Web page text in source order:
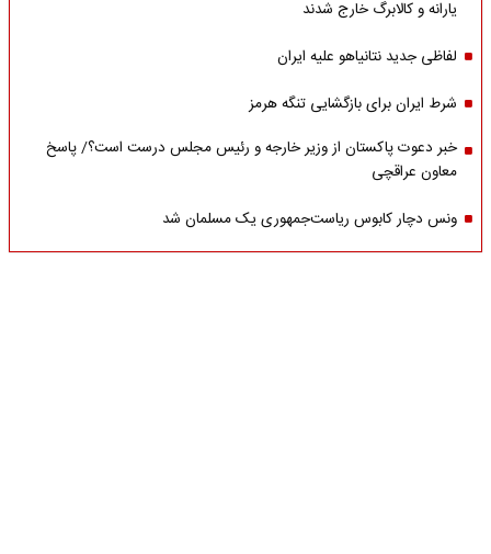
یارانه و کالابرگ خارج شدند
لفاظی جدید نتانیاهو علیه ایران
شرط ایران برای بازگشایی تنگه هرمز
خبر دعوت پاکستان از وزیر خارجه و رئیس مجلس درست است؟/ پاسخ
معاون عراقچی
ونس دچار کابوس ریاست‌جمهوری یک مسلمان شد